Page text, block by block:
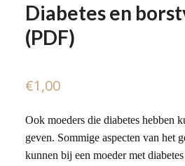
Diabetes en
(PDF)
€1,00
Ook moeders die diabetes hebben
geven. Sommige aspecten van het
kunnen bij een moeder met